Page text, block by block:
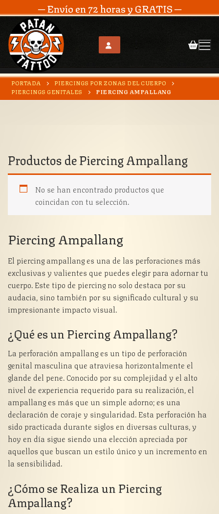
Ir
contenido
─ Envío en 72 horas y GRATIS ─
PORTADA
PIERCINGS POR ZONAS DEL CUERPO
PIERCINGS GENITALES
PIERCING AMPALLANG
Productos dePiercing Ampallang
No se han encontrado productos que
coincidan con tu selección.
Piercing Ampallang
El piercing ampallang es una de las perforaciones más
exclusivas y valientes que puedes elegir para adornar tu
cuerpo. Este tipo de piercing no solo destaca por su
audacia, sino también por su significado cultural y su
impresionante impacto visual.
¿Qué es un Piercing Ampallang?
La perforación ampallang es un tipo de perforación
genital masculina que atraviesa horizontalmente el
glande del pene. Conocido por su complejidad y el alto
nivel de experiencia requerido para su realización, el
ampallang es más que un simple adorno; es una
declaración de coraje y singularidad. Esta perforación ha
sido practicada durante siglos en diversas culturas, y
hoy en día sigue siendo una elección apreciada por
aquellos que buscan un estilo único y un incremento en
la sensibilidad.
¿Cómo se Realiza un Piercing
Ampallang?